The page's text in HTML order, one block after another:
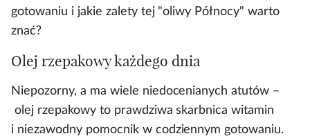
gotowaniu i jakie zalety tej "oliwy Północy" warto
znać?
Olej rzepakowy każdego dnia
Niepozorny, a ma wiele niedocenianych atutów –
olej rzepakowy to prawdziwa skarbnica witamin
i niezawodny pomocnik w codziennym gotowaniu.